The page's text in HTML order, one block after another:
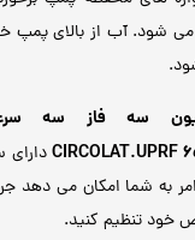
شود. آب از بالای پمپ
سه فاز سه
CIRCOLAT.UPRFدارای
به شما امکان می دهد
خود تنظیم کنید.